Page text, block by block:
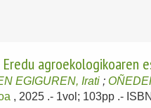
agroekologikoaren
EGIGUREN, Irati ;
, 2025 .- 1vol; 103pp .-